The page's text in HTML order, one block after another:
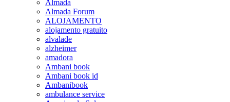
Almada
Almada Forum
ALOJAMENTO
alojamento gratuito
alvalade
alzheimer
amadora
Ambani book
Ambani book id
Ambanibook
ambulance service